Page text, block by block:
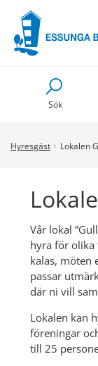
Sök
Hyresgäst Lokalen
Vår lokal
hyra för olika
kalas, möten
passar
där ni vill
Lokalen kan
föreningar
till 25